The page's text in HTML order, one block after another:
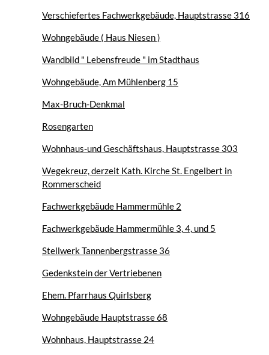
Verschiefertes Fachwerkgebäude, Hauptstrasse 316
Wohngebäude ( Haus Niesen )
Wandbild " Lebensfreude " im Stadthaus
Wohngebäude, Am Mühlenberg 15
Max-Bruch-Denkmal
Rosengarten
Wohnhaus-und Geschäftshaus, Hauptstrasse 303
Wegekreuz, derzeit Kath. Kirche St. Engelbert in
Rommerscheid
Fachwerkgebäude Hammermühle 2
Fachwerkgebäude Hammermühle 3, 4, und 5
Stellwerk Tannenbergstrasse 36
Gedenkstein der Vertriebenen
Ehem. Pfarrhaus Quirlsberg
Wohngebäude Hauptstrasse 68
Wohnhaus, Hauptstrasse 24